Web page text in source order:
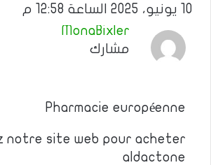
10 يونيو، 2025 الساعة 12:58 م
MonaBixler
مشارك
Pharmacie européenne
notre site web pour acheter
aldactone